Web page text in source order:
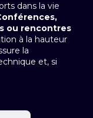
dans la vie
ou rencontres
à la hauteur
la
et, si